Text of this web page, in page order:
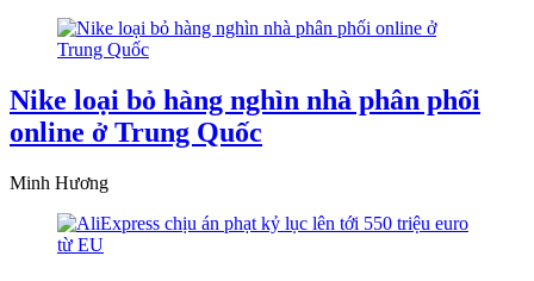
Nike loại bỏ hàng nghìn nhà phân phối
online ở Trung Quốc
Minh Hương